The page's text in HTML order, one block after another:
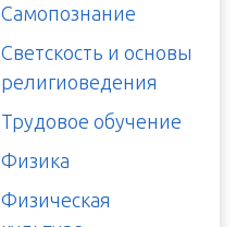
Самопознание
Светскость и основы
религиоведения
Трудовое обучение
Физика
Физическая